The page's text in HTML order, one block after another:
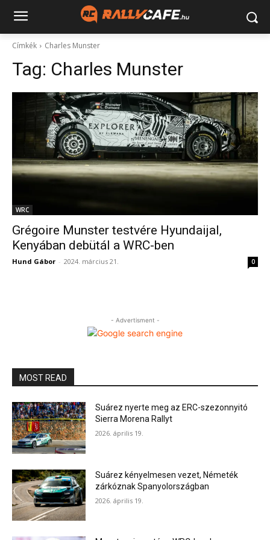
Címkék Charles Munster
Tag: Charles Munster
WRC
Grégoire Munster testvére Hyundaijal,
Kenyában debütál a WRC-ben
Hund Gábor - 2024. március 21. 0
- Advertisment -
MOST READ
Suárez nyerte meg az ERC-szezonnyitó
Sierra Morena Rallyt
2026. április 19.
Suárez kényelmesen vezet, Németék
zárkóznak Spanyolországban
2026. április 19.